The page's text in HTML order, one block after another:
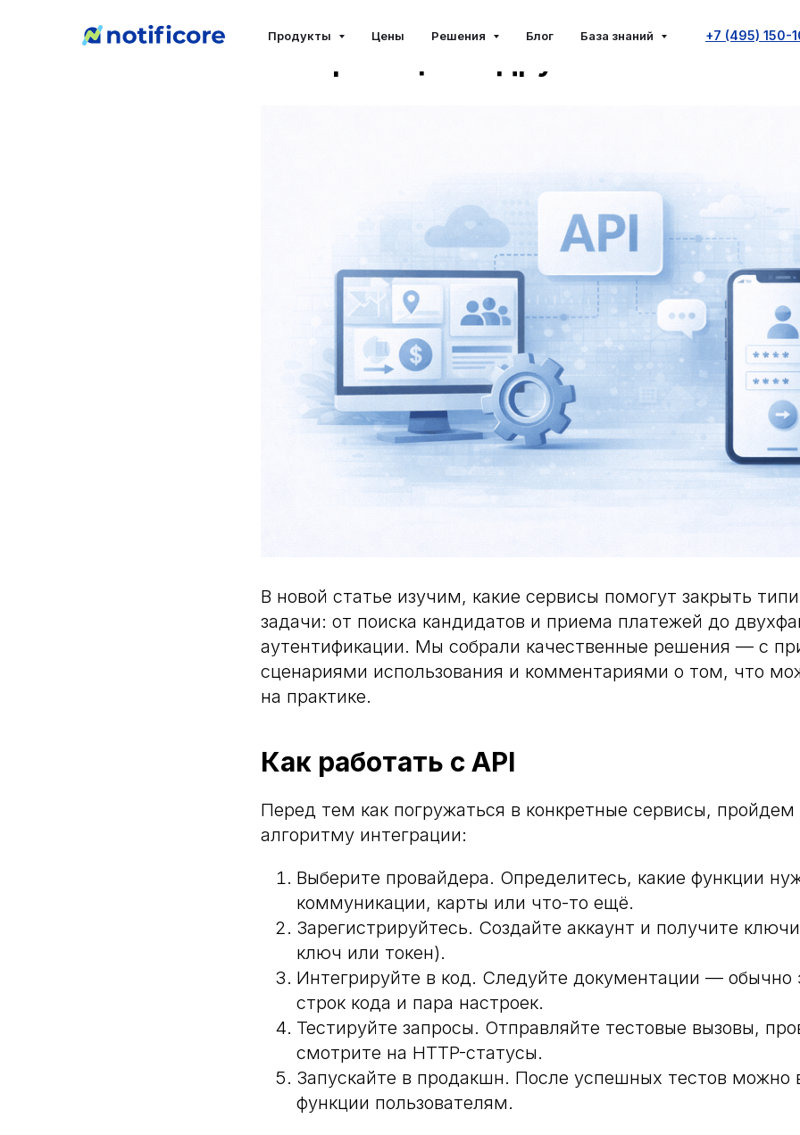
Продукты Цены Решения Блог База знаний +7 (495) 150-
ТОП-10 API для бизнеса: карты,
В новой статье изучим, какие сервисы помогут закрыть
задачи: от поиска кандидатов и приема платежей до
аутентификации. Мы собрали качественные решения — с
сценариями использования и комментариями о том, что
на практике.
Как работать с API
Перед тем как погружаться в конкретные сервисы, пройдем
алгоритму интеграции:
Выберите провайдера. Определитесь, какие функции
коммуникации, карты или что-то ещё.
Зарегистрируйтесь. Создайте аккаунт и получите
ключ или токен).
Интегрируйте в код. Следуйте документации — обычно
строк кода и пара настроек.
Тестируйте запросы. Отправляйте тестовые вызовы,
смотрите на HTTP-статусы.
Запускайте в продакшн. После успешных тестов можно
функции пользователям.